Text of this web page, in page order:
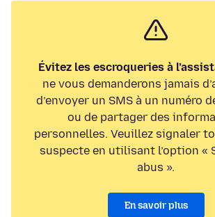
Évitez les escroqueries à
ne vous demanderons jamais
d’envoyer un SMS à un numéro
ou de partager des
personnelles. Veuillez signaler
suspecte en utilisant l’option «
abus ».
En savoir plus